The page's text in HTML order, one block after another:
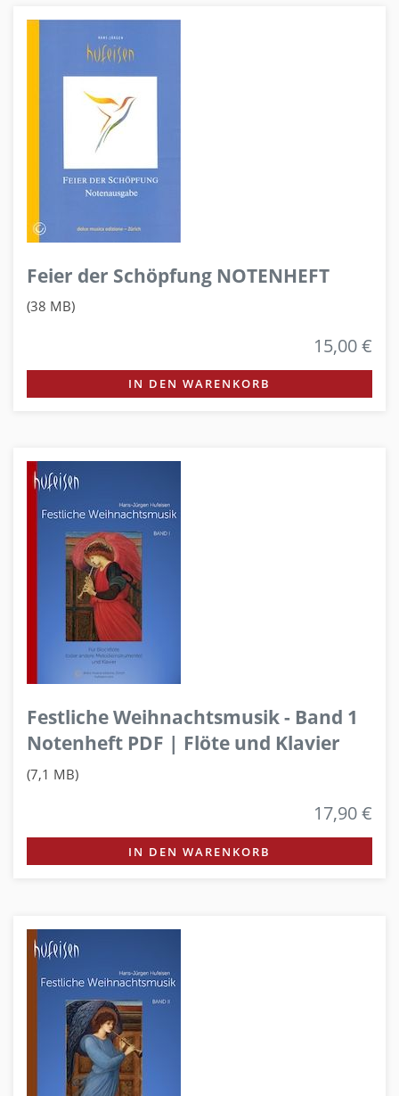
Feier der Schöpfung NOTENHEFT
(38 MB)
15,00 €
IN DEN WARENKORB
Festliche Weihnachtsmusik - Band 1
Notenheft PDF | Flöte und Klavier
(7,1 MB)
17,90 €
IN DEN WARENKORB